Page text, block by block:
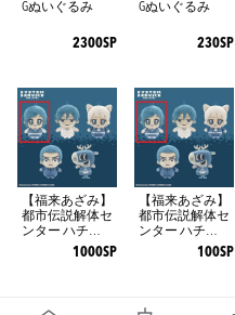
Gぬいぐるみ
2300SP
Gぬいぐるみ
230SP
【福来あざみ】
都市伝説解体セ
ンター ハチマ
1000SP
【福来あざみ】
都市伝説解体セ
ンター ハチマ
100SP